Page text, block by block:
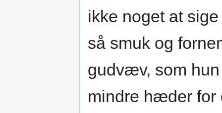
ikke noget at
så smuk og
gudvæv, som
mindre hæder for